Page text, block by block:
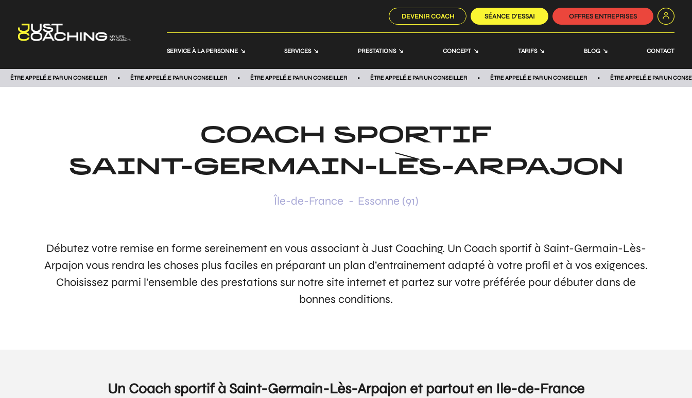
DEVENIR COACH SÉANCE D’ESSAI OFFRES ENTREPRISES
SERVICE À LA PERSONNE SERVICES PRESTATIONS CONCEPT TARIFS BLOG CONTACT
ÊTRE APPELÉ.E PAR UN CONSEILLER ÊTRE APPELÉ.E PAR UN CONSEILLER ÊTRE APPELÉ.E PAR UN CONSEILLER ÊTRE APPELÉ.E PAR UN CONSEILLER ÊTRE APPELÉ.E PAR UN CONSEILLER ÊTRE APPELÉ.E PAR UN
COACH SPORTIF
SAINT-GERMAIN-LÈS-ARPAJON
Île-de-France - Essonne (91)
Débutez votre remise en forme sereinement en vous associant à Just Coaching. Un Coach sportif à Saint-Germain-Lès-
Arpajon vous rendra les choses plus faciles en préparant un plan d’entrainement adapté à votre profil et à vos exigences.
Choisissez parmi l’ensemble des prestations sur notre site internet et partez sur votre préférée pour débuter dans de
bonnes conditions.
Un Coach sportif à Saint-Germain-Lès-Arpajon et partout en Ile-de-France